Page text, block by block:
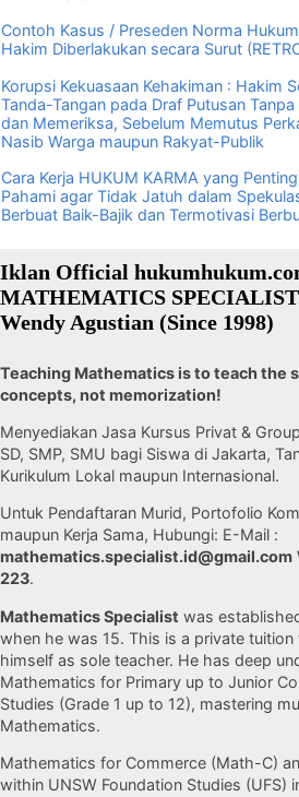
Contoh Kasus / Preseden Norma
Hakim Diberlakukan secara Surut
Korupsi Kekuasaan Kehakiman : Hakim
Tanda-Tangan pada Draf Putusan
dan Memeriksa, Sebelum Memutus
Nasib Warga maupun Rakyat-Publik
Cara Kerja HUKUM KARMA yang
Pahami agar Tidak Jatuh dalam
Berbuat Baik-Bajik dan Termotivasi
Iklan Official
MATHEMATICS
Wendy Agustian (Since 1998)
Teaching Mathematics is to teach the
concepts, not memorization!
Menyediakan Jasa Kursus Privat &
SD, SMP, SMU bagi Siswa di Jakarta,
Kurikulum Lokal maupun Internasional.
Untuk Pendaftaran Murid, Portofolio
maupun Kerja Sama, Hubungi: E-Mail :
mathematics.specialist.id@gmail.com
223.
Mathematics Specialist was
when he was 15. This is a private
himself as sole teacher. He has deep
Mathematics for Primary up to Junior
Studies (Grade 1 up to 12), mastering
Mathematics.
Mathematics for Commerce (Math-C)
within UNSW Foundation Studies (UFS)